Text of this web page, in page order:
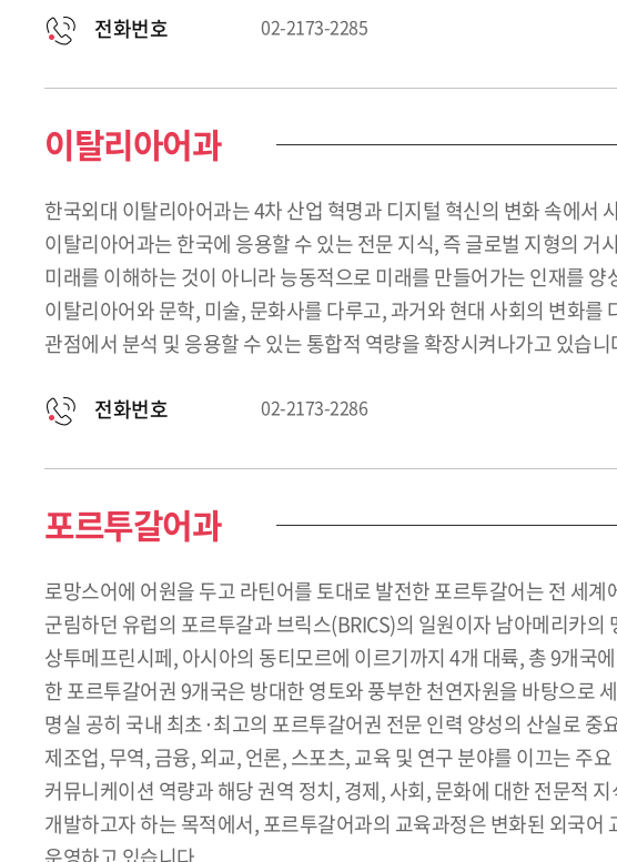
전화번호 02-2173-2285
이탈리아어과
한국외대 이탈리아어과는 4차 산업 혁명과 디지털 혁신의 변화 속에서
이탈리아어과는 한국에 응용할 수 있는 전문 지식, 즉 글로벌 지형의
미래를 이해하는 것이 아니라 능동적으로 미래를 만들어가는 인재를
이탈리아어와 문학, 미술, 문화사를 다루고, 과거와 현대 사회의 변화
관점에서 분석 및 응용할 수 있는 통합적 역량을 확장시켜나가고 있습니
전화번호 02-2173-2286
포르투갈어과
로망스어에 어원을 두고 라틴어를 토대로 발전한 포르투갈어는 전 세
군림하던 유럽의 포르투갈과 브릭스(BRICS)의 일원이자 남아메리카
상투메프린시페, 아시아의 동티모르에 이르기까지 4개 대륙, 총 9개국
한 포르투갈어권 9개국은 방대한 영토와 풍부한 천연자원을 바탕으로
명실 공히 국내 최초·최고의 포르투갈어권 전문 인력 양성의 산실로
제조업, 무역, 금융, 외교, 언론, 스포츠, 교육 및 연구 분야를 이끄는 주
커뮤니케이션 역량과 해당 권역 정치, 경제, 사회, 문화에 대한 전문적
개발하고자 하는 목적에서, 포르투갈어과의 교육과정은 변화된 외국